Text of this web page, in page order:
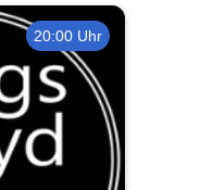
20:00 Uhr